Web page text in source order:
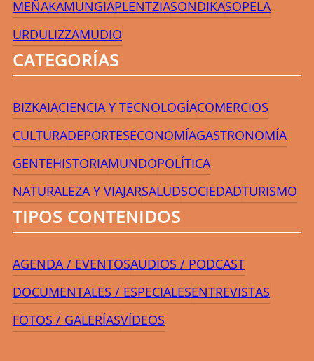
MEÑAKAMUNGIAPLENTZIASONDIKASOPELA
URDULIZZAMUDIO
CATEGORÍAS
BIZKAIACIENCIA Y TECNOLOGÍACOMERCIOS
CULTURADEPORTESECONOMÍAGASTRONOMÍA
GENTEHISTORIAMUNDOPOLÍTICA
NATURALEZA Y VIAJARSALUDSOCIEDADTURISMO
TIPOS CONTENIDOS
AGENDA / EVENTOSAUDIOS / PODCAST
DOCUMENTALES / ESPECIALESENTREVISTAS
FOTOS / GALERÍASVÍDEOS